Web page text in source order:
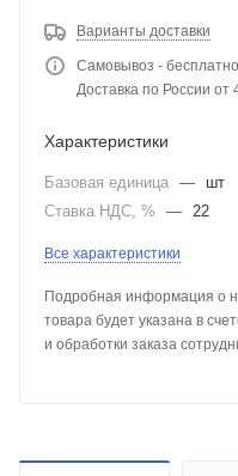
Варианты доставки
Самовывоз - бесплатно
Доставка по России от
Характеристики
Базовая единица —
шт
Ставка НДС, %
— 22
Все характеристики
Подробная информация о
товара будет указана в
и обработки заказа